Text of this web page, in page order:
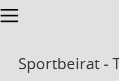
Toggle navigation
Sportbeirat -